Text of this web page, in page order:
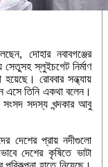
দোহার নবাবগঞ্জের
স্লুইচগেট নির্মাণ
রোববার সন্ধ্যায়
এসে তিনি একথা বলেন।
সংসদ সদস্য খন্দকার আবু
দেশের প্রায় নদীগুলো
দেশের কৃষিতে ভাটা